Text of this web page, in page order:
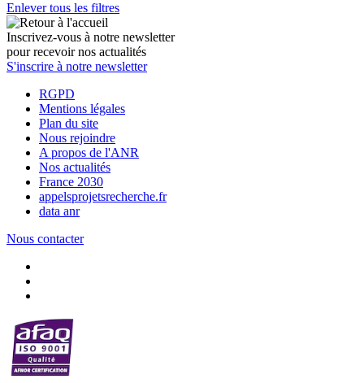
Enlever tous les filtres
Inscrivez-vous à notre newsletter
pour recevoir nos actualités
S'inscrire à notre newsletter
RGPD
Mentions légales
Plan du site
Nous rejoindre
A propos de l'ANR
Nos actualités
France 2030
appelsprojetsrecherche.fr
data anr
Nous contacter